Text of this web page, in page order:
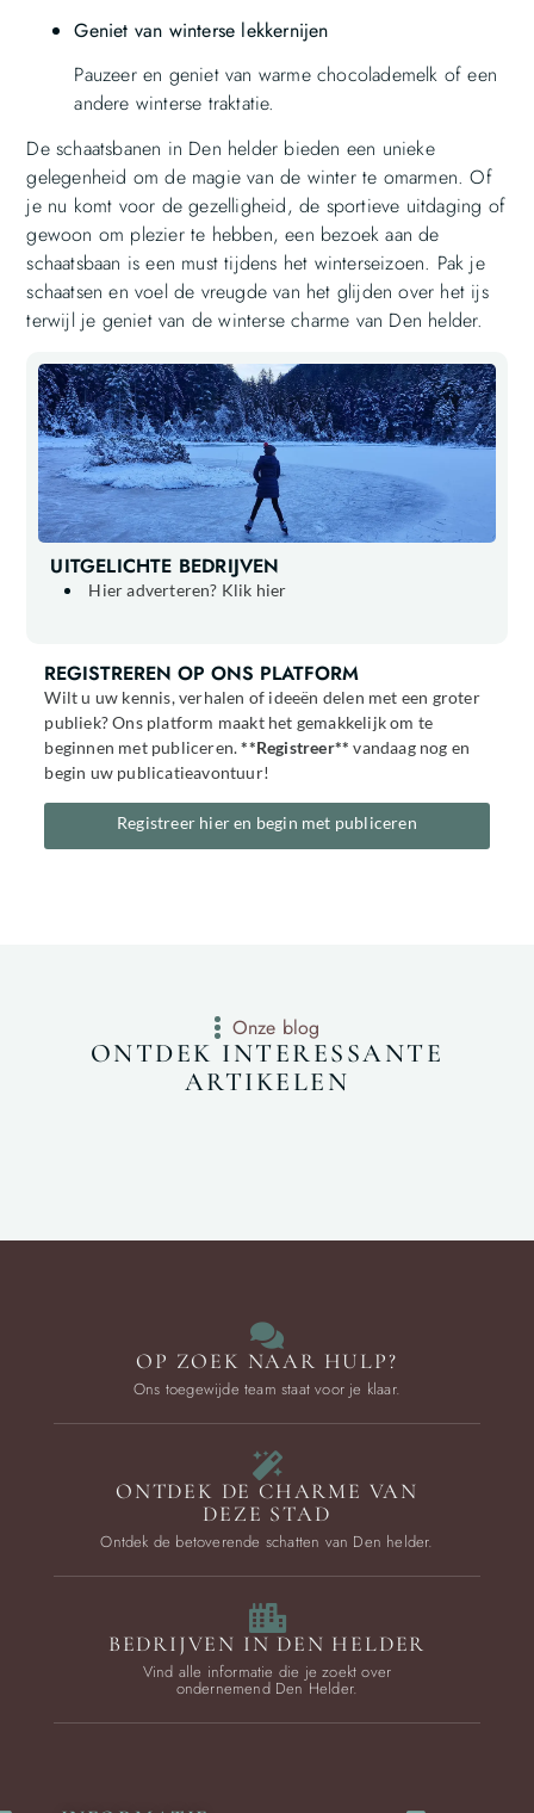
Geniet van winterse lekkernijen
Pauzeer en geniet van warme chocolademelk of een
andere winterse traktatie.
De schaatsbanen in Den helder bieden een unieke
gelegenheid om de magie van de winter te omarmen. Of
je nu komt voor de gezelligheid, de sportieve uitdaging of
gewoon om plezier te hebben, een bezoek aan de
schaatsbaan is een must tijdens het winterseizoen. Pak je
schaatsen en voel de vreugde van het glijden over het ijs
terwijl je geniet van de winterse charme van Den helder.
UITGELICHTE BEDRIJVEN
Hier adverteren? Klik hier
REGISTREREN OP ONS PLATFORM
Wilt u uw kennis, verhalen of ideeën delen met een groter
publiek? Ons platform maakt het gemakkelijk om te
beginnen met publiceren.**Registreer** vandaag nog en
begin uw publicatieavontuur!
Registreer hier en begin met publiceren
Onze blog
ONTDEK INTERESSANTE
ARTIKELEN
OP ZOEK NAAR HULP?
Ons toegewijde team staat voor je klaar.
ONTDEK DE CHARME VAN
DEZE STAD
Ontdek de betoverende schatten van Den helder.
BEDRIJVEN IN DEN HELDER
Vind alle informatie die je zoekt over
ondernemend Den Helder.